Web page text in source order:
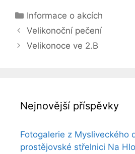
Rubriky
Informace o akcích
Velikonoční pečení
Velikonoce ve 2.B
Nejnovější příspěvky
Fotogalerie z Mysliveckého
prostějovské střelnici Na